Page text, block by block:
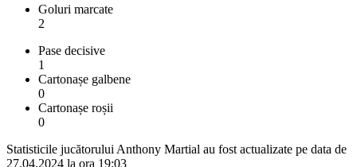
Goluri marcate
2
Pase decisive
1
Cartonașe galbene
0
Cartonașe roșii
0
Statisticile jucătorului Anthony Martial au fost actualizate pe data de
27.04.2024 la ora 19:03